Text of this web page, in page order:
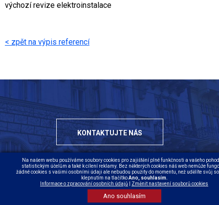
výchozí revize elektroinstalace
< zpět na výpis referencí
KONTAKTUJTE NÁS
Na našem webu používáme soubory cookies pro zajištění plné funkčnosti a vašeho
statistickým účelům a také k cílení reklamy. Bez některých cookies náš web nemůže
žádné cookies s vašimi osobními údaji ale nebudou použity do momentu, než udělíte svůj
klepnutím na tlačítkoAno, souhlasím.
Informace o zpracování osobních údajů
Změnit nastavení souborů cookies
Ano souhlasím